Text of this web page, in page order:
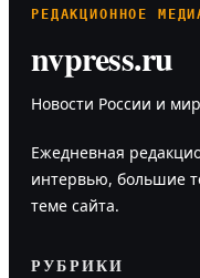
РЕДАКЦИОННОЕ
nvpress.ru
Новости России и
Ежедневная
интервью, большие
теме сайта.
РУБРИКИ